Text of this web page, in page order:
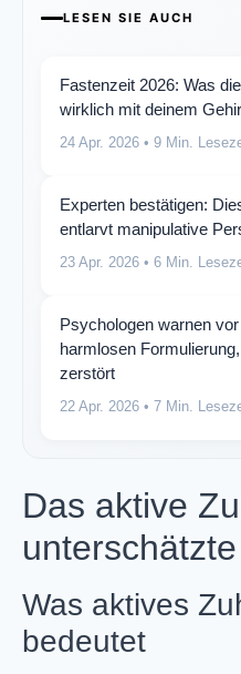
LESEN SIE AUCH
Fastenzeit 2026: Was
wirklich mit deinem
24 Apr. 2026 • 9 Min.
Experten bestätigen:
entlarvt manipulative
23 Apr. 2026 • 6 Min.
Psychologen warnen
harmlosen
zerstört
22 Apr. 2026 • 7 Min.
Das aktive
Was aktives
bedeutet